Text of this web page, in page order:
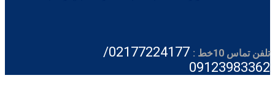
تلفن تماس 10خط :
02177224177/
09123983362